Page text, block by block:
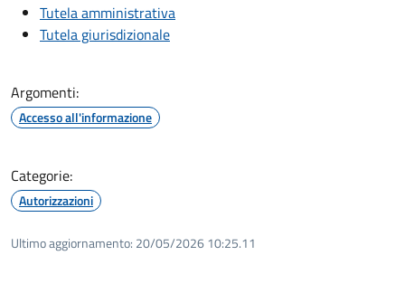
Tutela amministrativa
Tutela giurisdizionale
Argomenti:
Accesso all'informazione
Categorie:
Autorizzazioni
Ultimo aggiornamento: 20/05/2026 10:25.11